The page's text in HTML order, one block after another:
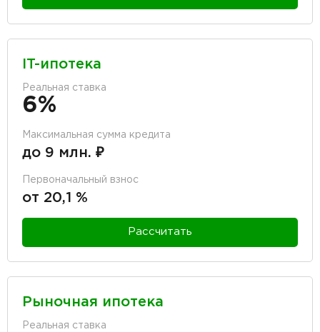
IT-ипотека
Реальная ставка
6%
Максимальная сумма кредита
до 9 млн. ₽
Первоначальный взнос
от 20,1 %
Рассчитать
Рыночная ипотека
Реальная ставка